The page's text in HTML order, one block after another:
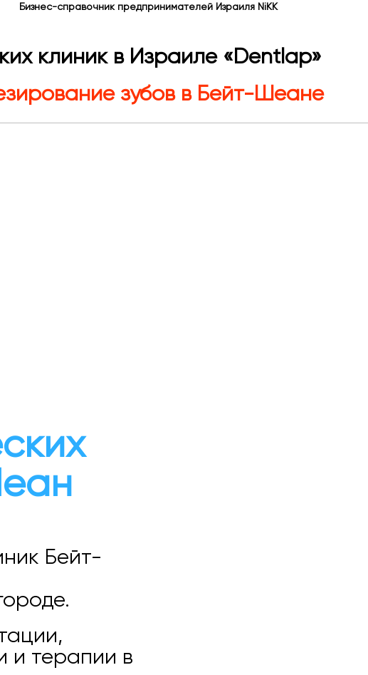
Бизнес-справочник предпринимателей Израиля NiKK
клиник в Израиле «Dentlap»
зубов в Бейт-Шеане
Бейт-
и терапии в